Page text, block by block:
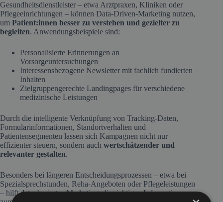
Gesundheitsdienstleister – etwa Arztpraxen, Kliniken oder
Pflegeeinrichtungen – können Data-Driven-Marketing nutzen,
um Patient:innen besser zu verstehen und gezielter zu
begleiten. Anwendungsbeispiele sind:
Personalisierte Erinnerungen an
Vorsorgeuntersuchungen
Interessensbezogene Newsletter mit fachlich fundierten
Inhalten
Zielgruppengerechte Landingpages für verschiedene
medizinische Leistungen
Durch die intelligente Verknüpfung von Tracking-Daten,
Formularinformationen, Standortverhalten und
Patientensegmenten lassen sich Kampagnen nicht nur
effizienter steuern, sondern auch wertschätzender und
relevanter gestalten.
Besonders bei längeren Entscheidungsprozessen – etwa bei
Spezialsprechstunden, Reha-Angeboten oder Pflegeleistungen
– hilft datenbasiertes Marketing, die richtigen Informationen